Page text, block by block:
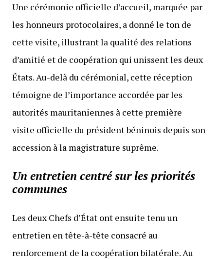
Une cérémonie officielle d’accueil, marquée par
les honneurs protocolaires, a donné le ton de
cette visite, illustrant la qualité des relations
d’amitié et de coopération qui unissent les deux
États. Au-delà du cérémonial, cette réception
témoigne de l’importance accordée par les
autorités mauritaniennes à cette première
visite officielle du président béninois depuis son
accession à la magistrature suprême.
Un entretien centré sur les priorités
communes
Les deux Chefs d’État ont ensuite tenu un
entretien en tête-à-tête consacré au
renforcement de la coopération bilatérale. Au